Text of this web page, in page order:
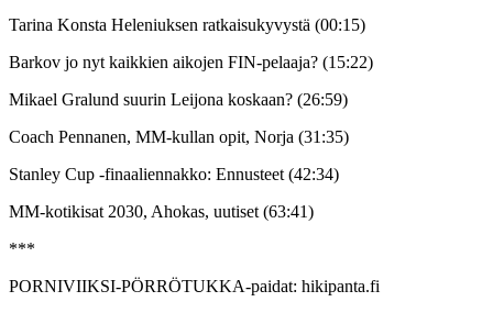
Tarina Konsta Heleniuksen ratkaisukyvystä (00:15)
Barkov jo nyt kaikkien aikojen FIN-pelaaja? (15:22)
Mikael Gralund suurin Leijona koskaan? (26:59)
Coach Pennanen, MM-kullan opit, Norja (31:35)
Stanley Cup -finaaliennakko: Ennusteet (42:34)
MM-kotikisat 2030, Ahokas, uutiset (63:41)
***
PORNIVIIKSI-PÖRRÖTUKKA-paidat: hikipanta.fi